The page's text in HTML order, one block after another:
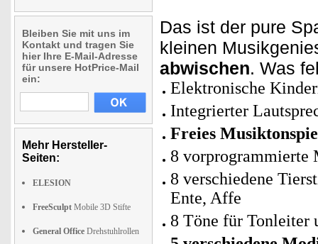
Bleiben Sie mit uns im
Kontakt und tragen Sie
hier Ihre E-Mail-Adresse
für unsere HotPrice-Mail
ein:
Mehr Hersteller-
Seiten:
ELESION
FreeSculpt Mobile 3D Stifte
General Office Drehstuhlrollen
Das ist der pure
kleinen
abwischen. Was
Elektronische
Integrierter
Freies
8 vorprogrammierte
8 verschiedene
Ente, Affe
8 Töne für Tonleiter